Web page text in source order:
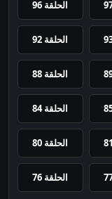
الحلقة 96
الحلقة 92
الحلقة 88
الحلقة 84
الحلقة 80
الحلقة 76